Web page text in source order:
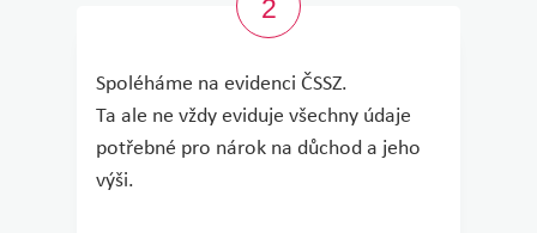
Spoléháme na evidenci ČSSZ.
Ta ale ne vždy eviduje všechny údaje
potřebné pro nárok na důchod a jeho
výši.